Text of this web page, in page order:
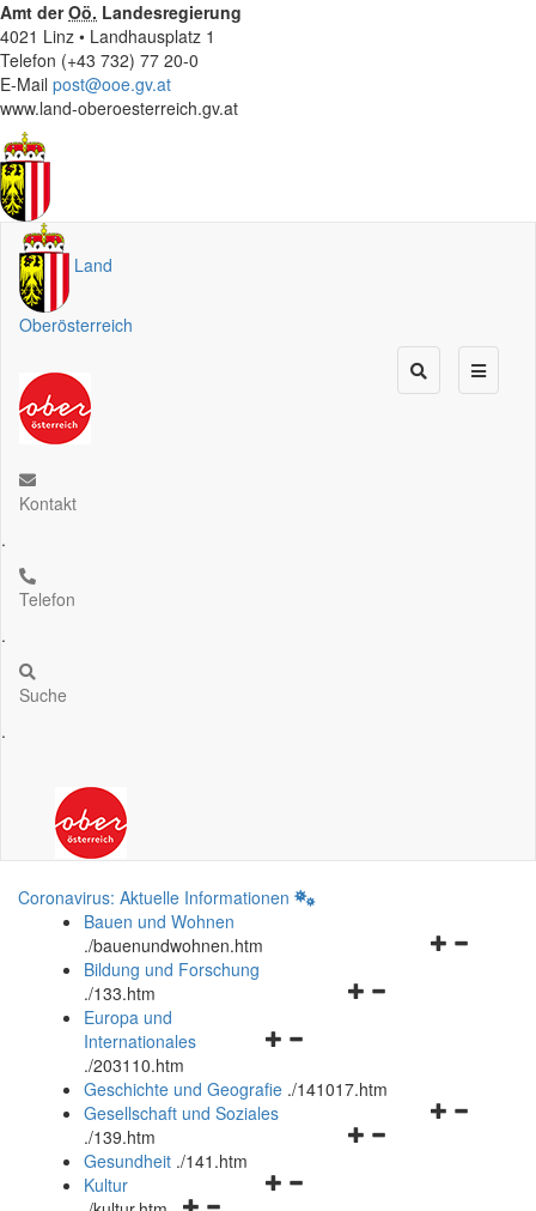
Amt derOö. Landesregierung
4021 Linz • Landhausplatz 1
Telefon (+43 732) 77 20-0
E-Mail post@ooe.gv.at
www.land-oberoesterreich.gv.at
Land
Oberösterreich
Kontakt
.
Telefon
.
Suche
.
Coronavirus: Aktuelle Informationen
Bauen und Wohnen
./bauenundwohnen.htm
Navigationsmenü
Bildung und Forschung
./133.htm
Navigationsmenü
und
schließen
Europa und
Internationales
./203110.htm
Geschichte und Geografie ./141017.htm
Navigationsmenü
Gesellschaft und Soziales
./139.htm
Navigationsmenü
Gesundheit ./141.htm
Navigationsmenü
Kultur